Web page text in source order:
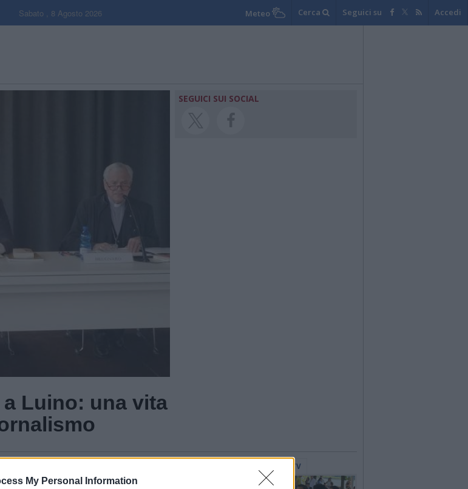
My Personal Information
Sabato , 8 Agosto 2026 Meteo Cerca Seguici su Accedi
Luino: una vita
SEGUICI SUI SOCIAL
WebTV